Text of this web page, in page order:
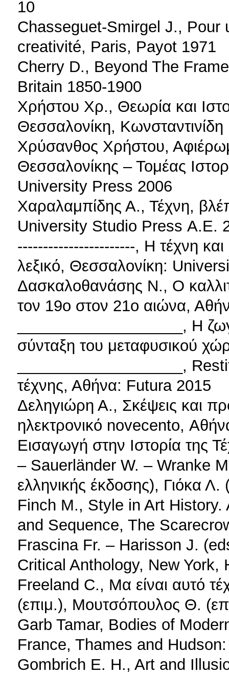
10
Chasseguet-Smirgel J., Pour
creativité, Paris, Payot 1971
Cherry D., Beyond The
Britain 1850-1900
Χρήστου Χρ., Θεωρία και
Θεσσαλονίκη,
Χρύσανθος Χρήστου,
Θεσσαλονίκης – Τομέας
University Press 2006
Χαραλαμπίδης Α., Τέχνη,
University Studio Press Α.Ε.
-----------------------, Η τέχνη και
λεξικό, Θεσσαλονίκη:
Δασκαλοθανάσης Ν., Ο
τον 19ο στον 21ο αιώνα,
___________________, Η
σύνταξη του μεταφυσικού
___________________,
τέχνης, Αθήνα: Futura 2015
Δεληγιώρη Α., Σκέψεις και
ηλεκτρονικό novecento,
Εισαγωγή στην Ιστορία της
– Sauerländer W. – Wranke
ελληνικής έκδοσης), Γιόκα
Finch M., Style in Art
and Sequence, The
Frascina Fr. – Harisson J.
Critical Anthology, New York,
Freeland C., Μα είναι αυτό
(επιμ.), Μουτσόπουλος Θ.
Garb Tamar, Bodies of
France, Thames and
Gombrich E. H., Art and